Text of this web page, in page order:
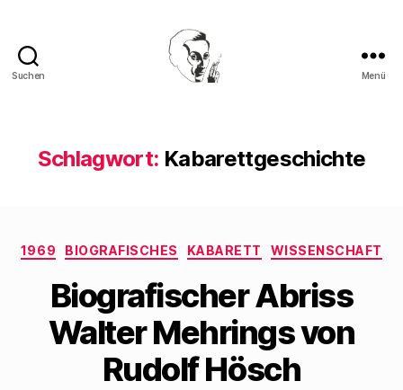
Suchen Menü
Schlagwort: Kabarettgeschichte
Kategorien
1969 BIOGRAFISCHES KABARETT WISSENSCHAFT
Biografischer Abriss
Walter Mehrings von
Rudolf Hösch